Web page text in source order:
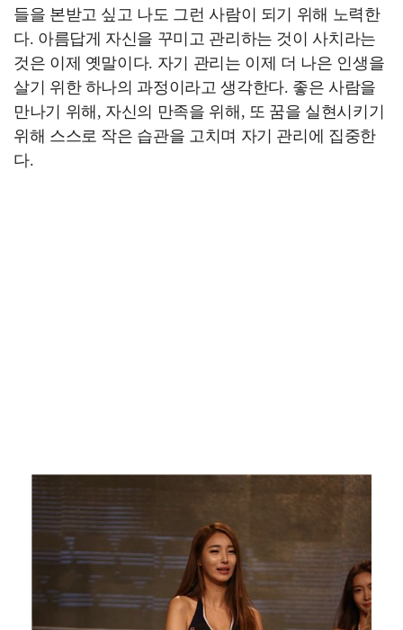
들을 본받고 싶고 나도 그런 사람이 되기 위해 노력한
다. 아름답게 자신을 꾸미고 관리하는 것이 사치라는
것은 이제 옛말이다. 자기 관리는 이제 더 나은 인생을
살기 위한 하나의 과정이라고 생각한다. 좋은 사람을
만나기 위해, 자신의 만족을 위해, 또 꿈을 실현시키기
위해 스스로 작은 습관을 고치며 자기 관리에 집중한
다.